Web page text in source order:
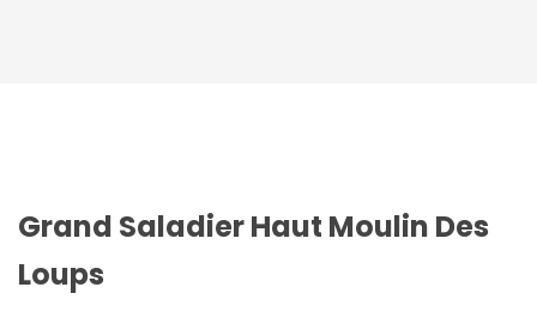
Grand Saladier Haut Moulin Des
Loups